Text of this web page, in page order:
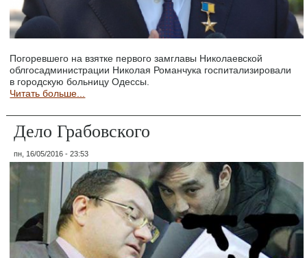
Погоревшего на взятке первого замглавы Николаевской
облгосадминистрации Николая Романчука госпитализировали
в городскую больницу Одессы.
Читать больше...
Дело Грабовского
пн, 16/05/2016 - 23:53